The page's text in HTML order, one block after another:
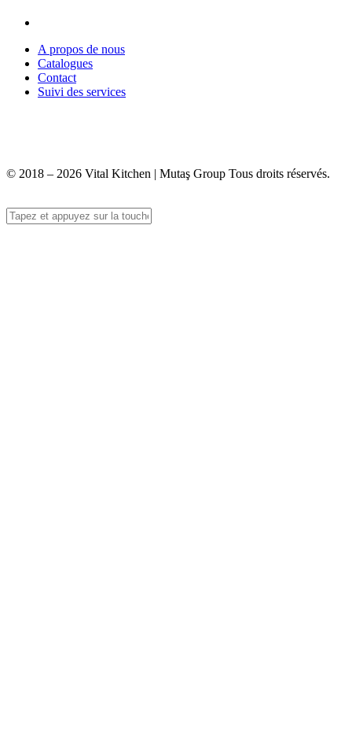
A propos de nous
Catalogues
Contact
Suivi des services
© 2018 – 2026 Vital Kitchen | Mutaş Group Tous droits réservés.